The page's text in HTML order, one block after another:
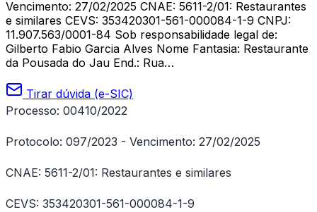
Vencimento: 27/02/2025 CNAE: 5611-2/01: Restaurantes
e similares CEVS: 353420301-561-000084-1-9 CNPJ:
11.907.563/0001-84 Sob responsabilidade legal de:
Gilberto Fabio Garcia Alves Nome Fantasia: Restaurante
da Pousada do Jau End.: Rua…
Tirar dúvida (e-SIC)
Processo: 00410/2022
Protocolo: 097/2023 - Vencimento: 27/02/2025
CNAE: 5611-2/01: Restaurantes e similares
CEVS: 353420301-561-000084-1-9